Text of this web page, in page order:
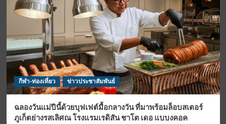
กีฬา-ท่องเที่ยว ข่าวประชาสัมพันธ์
ฉลองวันแม่ปีนี้ด้วยบุฟเฟต์มื้อกลางวัน ที่มาพร้อมล็อบสเตอร์
ภูเก็ตย่างรสเลิศณ โรงแรมเรดิสัน ชาโต เดอ แบบงคอค